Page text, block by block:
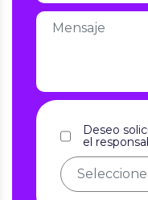
Deseo
el